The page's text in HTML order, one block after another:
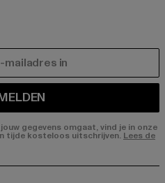
gegevens omgaat, vind je in onze
tijde kosteloos uitschrijven. Lees de